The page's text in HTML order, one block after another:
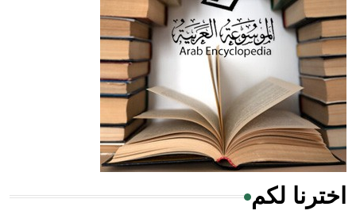
له الفضل بأنه حرر الطب من الدين والفلسفة.
- هل تعلم أن المرجان إفراز حيواني يتكون في البحر ويتركب
من مادة كربونات الكلسيوم، وهو أحمر أو شديد الحمرة وهو
أجود أنواعه، ويمتاز بكبر الحجم ويسمى الش
هل تعلم أن الأبسيد كلمة فرنسية اللفظ تم اعتمادها مصطلحاً
اخترنا لكم